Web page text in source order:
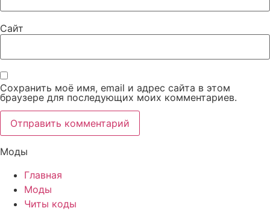
Сайт
Сохранить моё имя, email и адрес сайта в этом
браузере для последующих моих комментариев.
Моды
Главная
Моды
Читы коды